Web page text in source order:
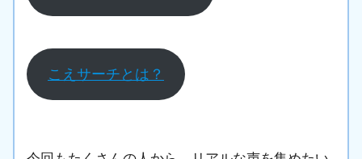
こえサーチとは？